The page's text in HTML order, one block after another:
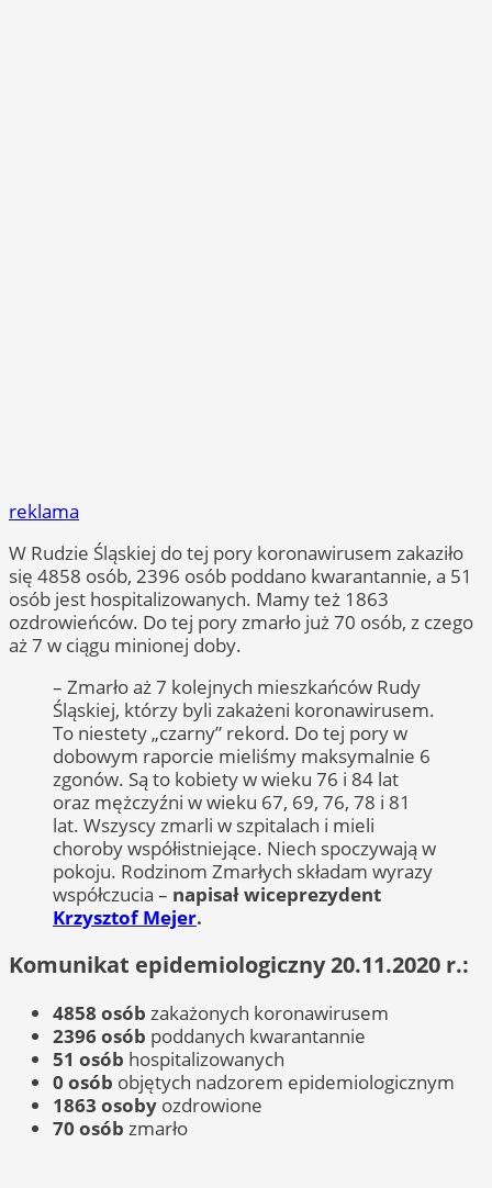
reklama
W Rudzie Śląskiej do tej pory koronawirusem zakaziło
się 4858 osób, 2396 osób poddano kwarantannie, a 51
osób jest hospitalizowanych. Mamy też 1863
ozdrowieńców. Do tej pory zmarło już 70 osób, z czego
aż 7 w ciągu minionej doby.
– Zmarło aż 7 kolejnych mieszkańców Rudy
Śląskiej, którzy byli zakażeni koronawirusem.
To niestety „czarny” rekord. Do tej pory w
dobowym raporcie mieliśmy maksymalnie 6
zgonów. Są to kobiety w wieku 76 i 84 lat
oraz mężczyźni w wieku 67, 69, 76, 78 i 81
lat. Wszyscy zmarli w szpitalach i mieli
choroby współistniejące. Niech spoczywają w
pokoju. Rodzinom Zmarłych składam wyrazy
współczucia – napisał wiceprezydent
Krzysztof Mejer.
Komunikat epidemiologiczny 20.11.2020 r.:
4858 osób zakażonych koronawirusem
2396 osób poddanych kwarantannie
51 osób hospitalizowanych
0 osób objętych nadzorem epidemiologicznym
1863 osoby ozdrowione
70 osób zmarło